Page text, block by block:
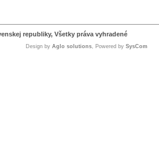
republiky, Všetky práva vyhradené
Design by Aglo solutions, Powered by SysCom